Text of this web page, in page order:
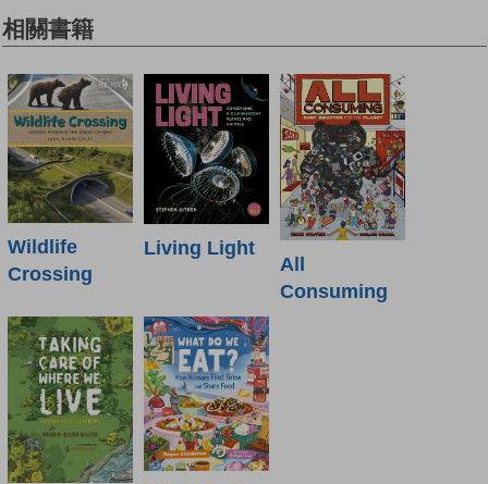
相關書籍
Wildlife
Crossing
Living Light
All
Consuming